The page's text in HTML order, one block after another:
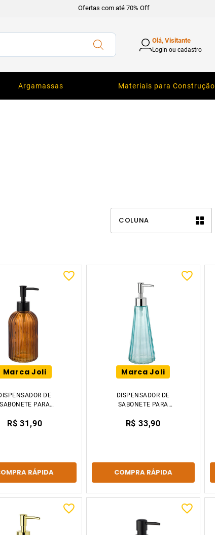
Ofertas com até 70% Off
Olá, Visitante
Login ou cadastro
Argamassas Materiais para Construção
COLUNA
Marca Joli
DE
SABONETE PARA
VIDRO 19.5CM
R$ 31,90
RÁPIDA
Marca Joli
DISPENSADOR DE
SABONETE PARA
LOÇÃO VIDRO AZUL
R$ 33,90
COMPRA RÁPIDA